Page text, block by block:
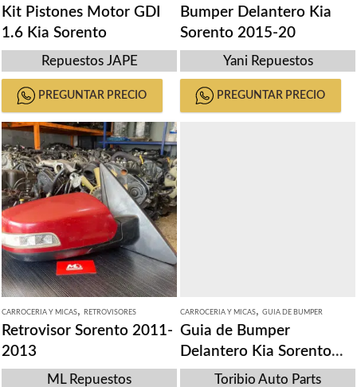
Kit Pistones Motor GDI
1.6 Kia Sorento
Repuestos JAPE
PREGUNTAR PRECIO
Bumper Delantero Kia
Sorento 2015-20
Yani Repuestos
PREGUNTAR PRECIO
CARROCERIA Y MICAS, RETROVISORES
Retrovisor Sorento 2011-
2013
ML Repuestos
CARROCERIA Y MICAS, GUIA DE BUMPER
Guia de Bumper
Delantero Kia Sorento
2011-2015
Toribio Auto Parts